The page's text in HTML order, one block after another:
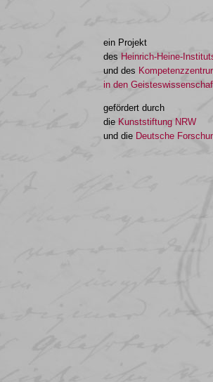
ein Projekt
des Heinrich-Heine-
und des
in den
gefördert durch
die Kunststiftung NRW
und die Deutsche